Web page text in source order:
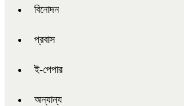
বিনোদন
প্রবাস
ই-পেপার
অন্যান্য